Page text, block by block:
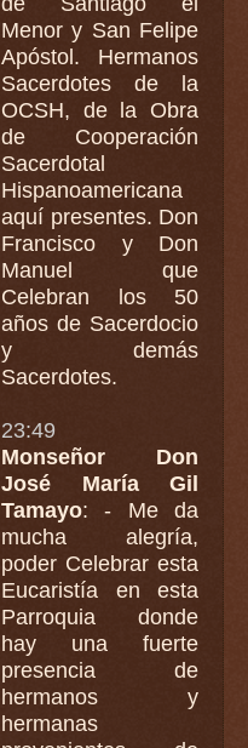
Menor y San Felipe
Apóstol. Hermanos
Sacerdotes de la
OCSH, de la Obra
de Cooperación
Sacerdotal
Hispanoamericana
aquí presentes. Don
Francisco y Don
Manuel que
Celebran los 50
años de Sacerdocio
y demás
Sacerdotes.
23:49
Monseñor Don
José María Gil
Tamayo: - Me da
mucha alegría,
poder Celebrar esta
Eucaristía en esta
Parroquia donde
hay una fuerte
presencia de
hermanos y
hermanas